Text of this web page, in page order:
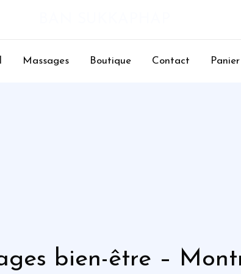
Massages Boutique Contact Panier
bien-être –